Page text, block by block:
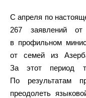
С апреля по
267 заявлений от
в профильном
от семей из
За этот период
По результатам
преодолеть